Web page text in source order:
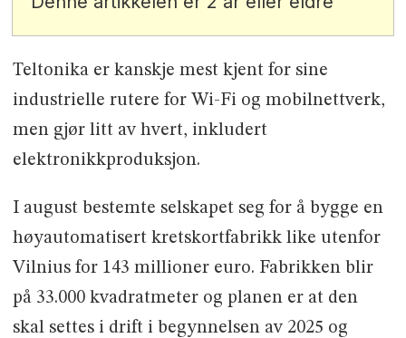
Teltonika er kanskje mest kjent for sine
industrielle rutere for Wi-Fi og mobilnettverk,
men gjør litt av hvert, inkludert
elektronikkproduksjon.
I august bestemte selskapet seg for å bygge en
høyautomatisert kretskortfabrikk like utenfor
Vilnius for 143 millioner euro. Fabrikken blir
på 33.000 kvadratmeter og planen er at den
skal settes i drift i begynnelsen av 2025 og